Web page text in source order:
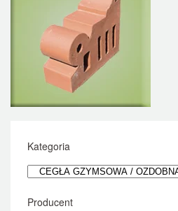
Kategoria
Producent